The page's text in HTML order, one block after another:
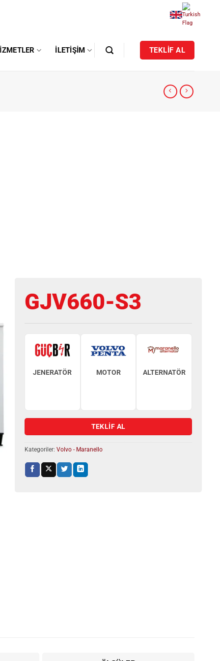
İLETIŞIM TEKLİF AL
GJV660-S3
JENERATÖR MOTOR ALTERNATÖR
TEKLİF AL
Kategoriler: Volvo - Maranello